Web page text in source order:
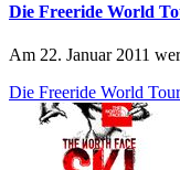
Die Freeride World
Am 22. Januar 2011
Die Freeride World